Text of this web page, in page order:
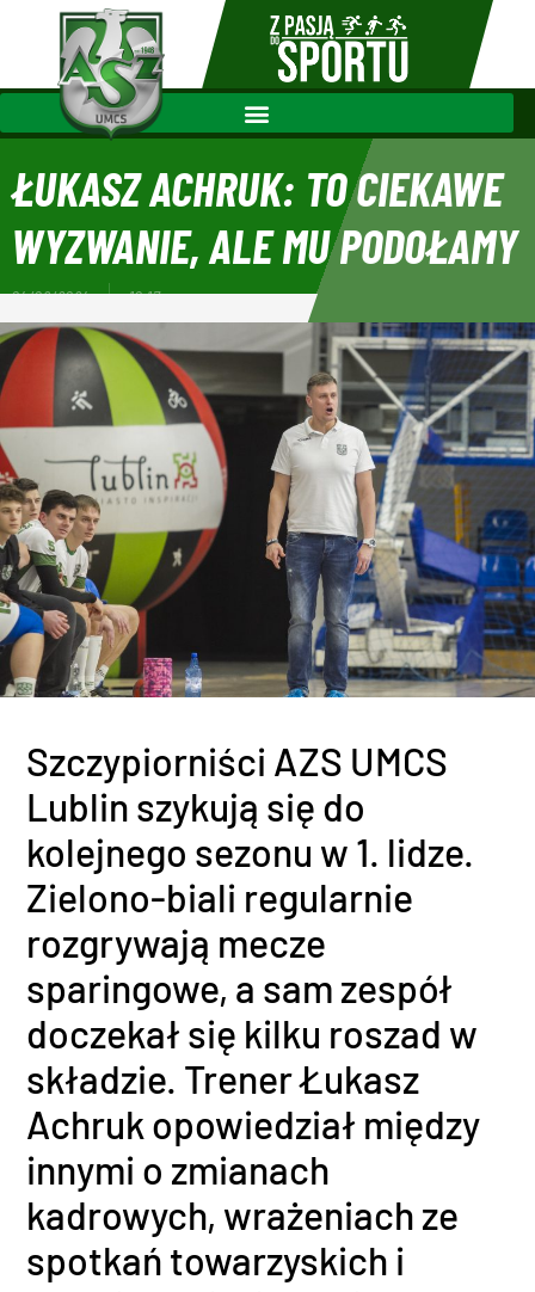
ŁUKASZ ACHRUK: TO CIEKAWE
WYZWANIE, ALE MU PODOŁAMY
04/09/2024 10:17
Szczypiorniści AZS UMCS
Lublin szykują się do
kolejnego sezonu w 1. lidze.
Zielono-biali regularnie
rozgrywają mecze
sparingowe, a sam zespół
doczekał się kilku roszad w
składzie. Trener Łukasz
Achruk opowiedział między
innymi o zmianach
kadrowych, wrażeniach ze
spotkań towarzyskich i